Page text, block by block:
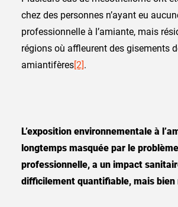
chez des personnes n’ayant eu
professionnelle à l’amiante, mais
régions où affleurent des gisements
amiantifères[2].
L’exposition environnementale à
longtemps masquée par le
professionnelle, a un impact
difficilement quantifiable, mais bien